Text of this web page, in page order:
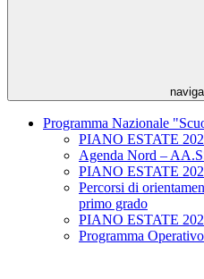
Programma Nazionale
PIANO ESTATE
Agenda Nord –
PIANO ESTATE
Percorsi di
primo grado
PIANO ESTATE
Programma